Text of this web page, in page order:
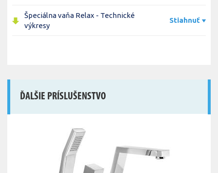
Špeciálna vaňa Relax - Technické
výkresy
Stiahnuť
ĎALŠIE PRÍSLUŠENSTVO